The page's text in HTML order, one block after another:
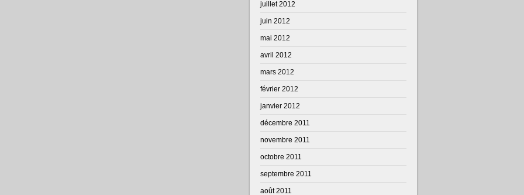
juillet 2012
juin 2012
mai 2012
avril 2012
mars 2012
février 2012
janvier 2012
décembre 2011
novembre 2011
octobre 2011
septembre 2011
août 2011